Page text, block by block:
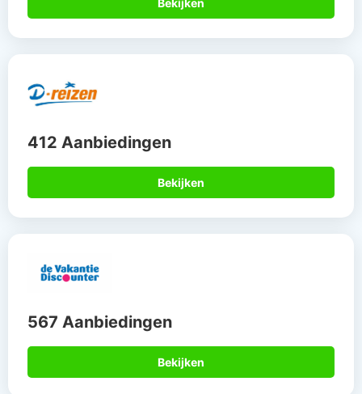
Bekijken
412 Aanbiedingen
Bekijken
567 Aanbiedingen
Bekijken